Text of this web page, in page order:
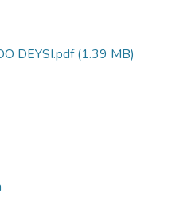
DEYSI.pdf(1.39 MB)